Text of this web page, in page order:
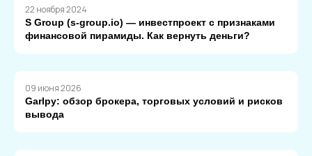
22 ноября 2024
S Group (s-group.io) — инвестпроект с признаками
финансовой пирамиды. Как вернуть деньги?
09 июня 2026
Garlpy: обзор брокера, торговых условий и рисков
вывода